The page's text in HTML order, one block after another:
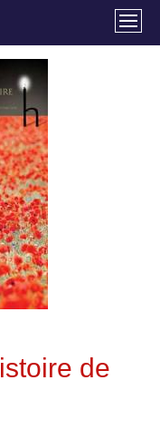
de